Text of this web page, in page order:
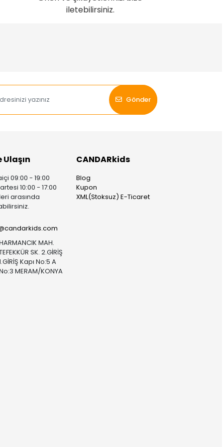
iletebilirsiniz.
Gönder
Ulaşın
09:00 - 19:00
10:00 - 17:00
arasında
MAH.
SK. 2.GİRİŞ
Kapı No:5 A
MERAM/KONYA
CANDARkids
Blog
Kupon
XML(Stoksuz) E-Ticaret